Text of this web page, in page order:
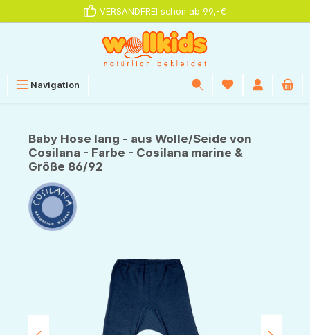
VERSANDFREI schon ab 99,-€
Navigation
Baby Hose lang - aus Wolle/Seide von
Cosilana - Farbe - Cosilana marine &
Größe 86/92
Bildergalerie überspringen